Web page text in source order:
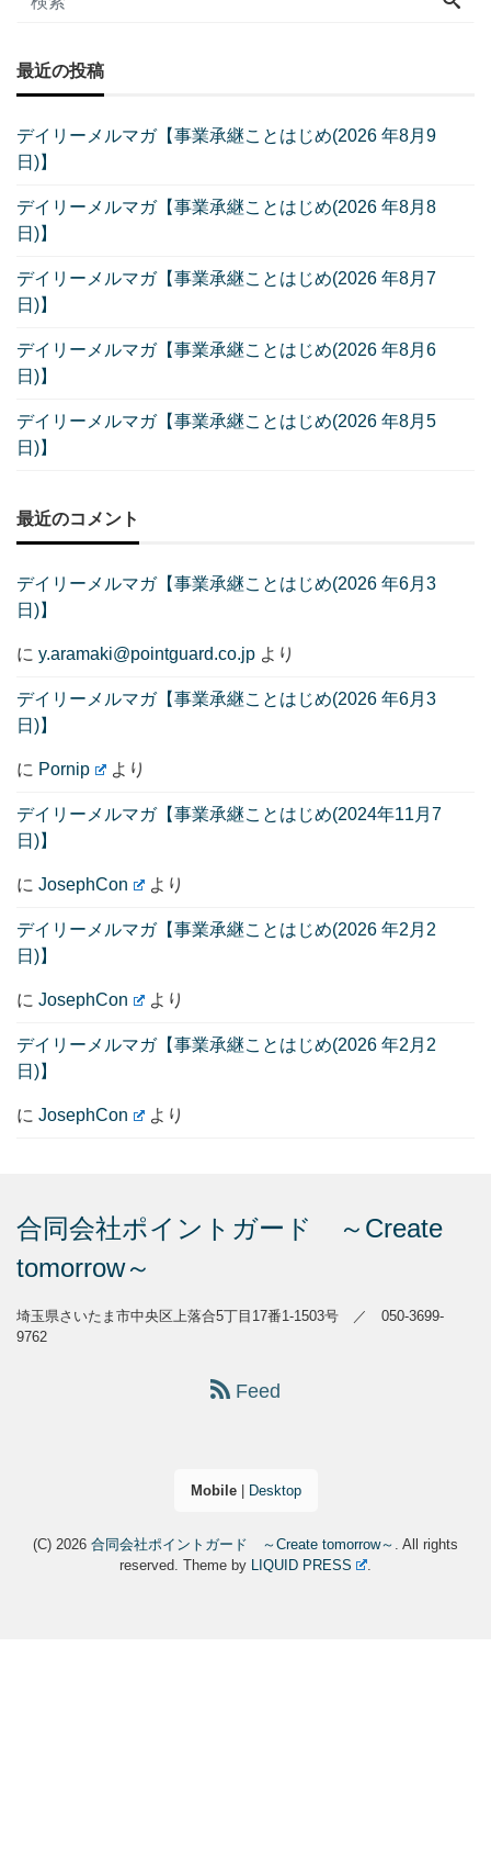
最近の投稿
デイリーメルマガ【事業承継ことはじめ(2026 年8月9
日)】
デイリーメルマガ【事業承継ことはじめ(2026 年8月8
日)】
デイリーメルマガ【事業承継ことはじめ(2026 年8月7
日)】
デイリーメルマガ【事業承継ことはじめ(2026 年8月6
日)】
デイリーメルマガ【事業承継ことはじめ(2026 年8月5
日)】
最近のコメント
デイリーメルマガ【事業承継ことはじめ(2026 年6月3
日)】
に y.aramaki@pointguard.co.jp より
デイリーメルマガ【事業承継ことはじめ(2026 年6月3
日)】
に Pornip より
デイリーメルマガ【事業承継ことはじめ(2024年11月7
日)】
に JosephCon より
デイリーメルマガ【事業承継ことはじめ(2026 年2月2
日)】
に JosephCon より
デイリーメルマガ【事業承継ことはじめ(2026 年2月2
日)】
に JosephCon より
合同会社ポイントガード ～Create
tomorrow～
埼玉県さいたま市中央区上落合5丁目17番1-1503号 ／ 050-3699-
9762
Feed
Mobile| Desktop
(C) 2026 合同会社ポイントガード ～Create tomorrow～ . All rights
reserved.Theme by LIQUID PRESS .